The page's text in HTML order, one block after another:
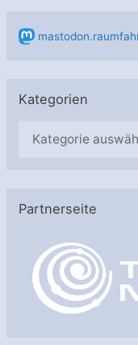
Kategorien
g
Partnerseite